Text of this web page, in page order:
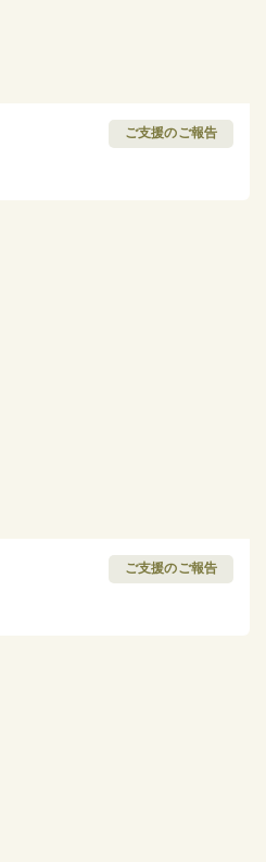
ご支援のご報告
ご支援のご報告